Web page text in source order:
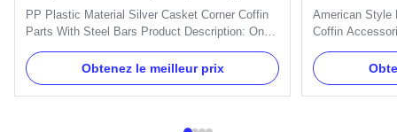
des barres d'acier
PP Plastic Material Silver Casket Corner Coffin
Parts With Steel Bars Product Description: One
set include 4pcs big corners, 8 pcs small lugs,
2pcs 203cm long steel bars and 2pcs 66cmshort
steel bars. 1.Item Name : Model 4# 2.Material :
Plastic(PP,ABS) 3.Color : Gold, silver, copper
Obtenez le meilleur prix
Poignée
American Style
Coffin
Accessories
TX-Model
Gold, silver,
30 days after